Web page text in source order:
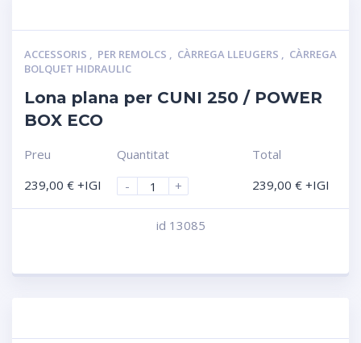
ACCESSORIS , PER REMOLCS , CÀRREGA LLEUGERS , CÀRREGA
BOLQUET HIDRAULIC
Lona plana per CUNI 250 / POWER
BOX ECO
Preu
239,00 € +IGI
Quantitat
-
+
Total
239,00 € +IGI
id 13085